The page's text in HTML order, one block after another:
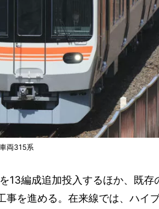
両315系
13編成追加投入するほか、既
事を進める。在来線では、ハイ